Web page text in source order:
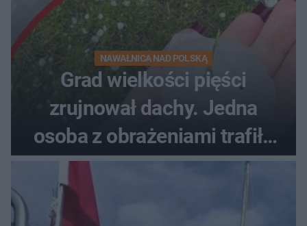
NAWAŁNICA NAD POLSKĄ
Grad wielkości pięści
zrujnował dachy. Jedna
osoba z obrażeniami trafiła
do szpitala